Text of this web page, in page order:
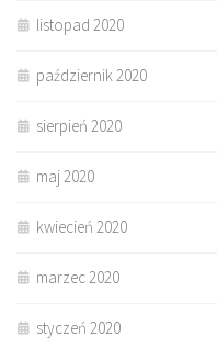
listopad 2020
październik 2020
sierpień 2020
maj 2020
kwiecień 2020
marzec 2020
styczeń 2020